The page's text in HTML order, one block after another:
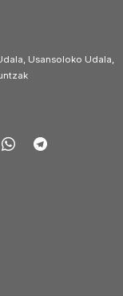
Usansoloko Udala,